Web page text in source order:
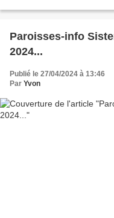
Paroisses-info
2024...
Publié le 27/04/2024 à 13:46
Par Yvon